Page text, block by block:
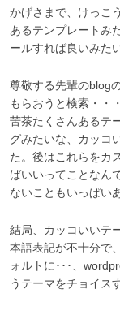
かげさまで、けっこ
あるテンプレートみ
ールすれば良いみた
尊敬する先輩のblog
もらおうと検索・・
苦茶たくさんあるテ
グみたいな、カッコ
た。後はこれらをカ
ばいいってことなん
ないこともいっぱい
結局、カッコいいテ
本語表記が不十分で
ォルトに･･･、
うテーマをチョイス